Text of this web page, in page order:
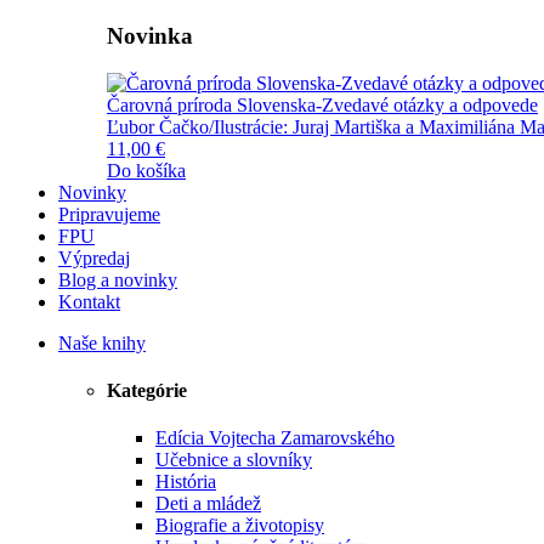
Novinka
Čarovná príroda Slovenska-Zvedavé otázky a odpovede
Ľubor Čačko/Ilustrácie: Juraj Martiška a Maximiliána
11,00 €
Do košíka
Novinky
Pripravujeme
FPU
Výpredaj
Blog a novinky
Kontakt
Naše knihy
Kategórie
Edícia Vojtecha Zamarovského
Učebnice a slovníky
História
Deti a mládež
Biografie a životopisy